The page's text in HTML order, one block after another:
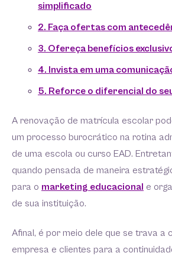
simplificado
2. Faça ofertas com
3. Ofereça benefícios
4. Invista em uma
5. Reforce o diferencial do
A renovação de matrícula escolar
um processo burocrático na rotina
de uma escola ou curso EAD.
quando pensada de maneira
para o marketing educacional e
de sua instituição.
Afinal, é por meio dele que se trava a
empresa e clientes para a